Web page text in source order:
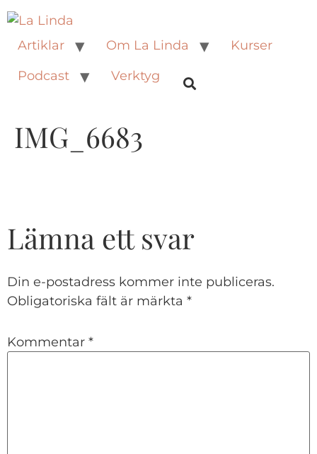
Artiklar Om La Linda
Kurser
Podcast
Verktyg
IMG_6683
Lämna ett svar
Din e-postadress kommer inte publiceras.
Obligatoriska fält är märkta *
Kommentar *